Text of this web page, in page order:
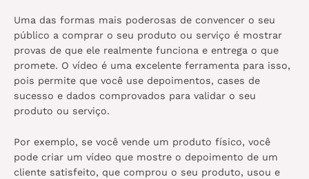
Uma das formas mais poderosas de convencer o seu
público a comprar o seu produto ou serviço é mostrar
provas de que ele realmente funciona e entrega o que
promete. O vídeo é uma excelente ferramenta para isso,
pois permite que você use depoimentos, cases de
sucesso e dados comprovados para validar o seu
produto ou serviço.
Por exemplo, se você vende um produto físico, você
pode criar um vídeo que mostre o depoimento de um
cliente satisfeito, que comprou o seu produto, usou e